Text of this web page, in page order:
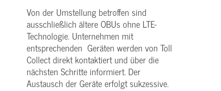
Von der Umstellung betroffen sind
ausschließlich ältere OBUs ohne LTE-
Technologie. Unternehmen mit
entsprechenden Geräten werden von Toll
Collect direkt kontaktiert und über die
nächsten Schritte informiert. Der
Austausch der Geräte erfolgt sukzessive.